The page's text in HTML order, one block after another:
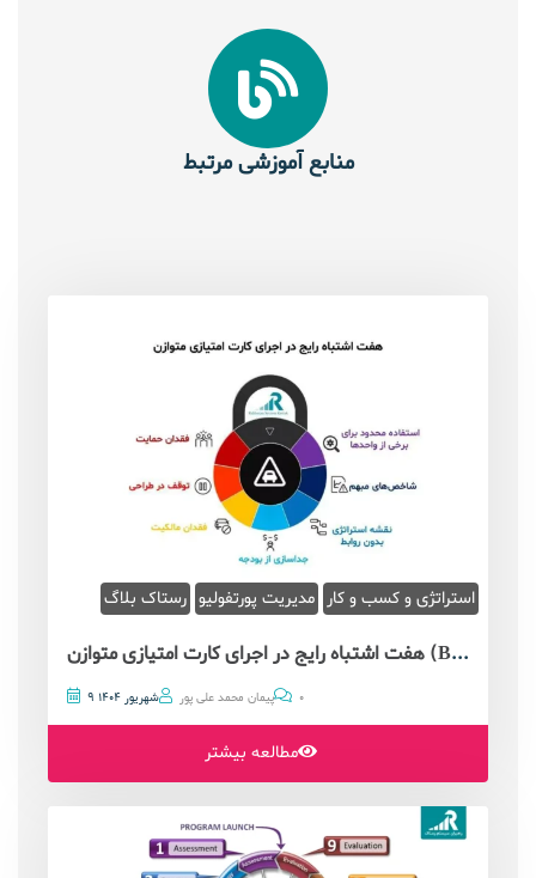
منابع آموزشی مرتبط
استراتژی و کسب و کار مدیریت پورتفولیو رستاک بلاگ
هفت اشتباه رایج در اجرای کارت امتیازی متوازن (BSC) و چگونه از آن‌ها جلوگیری کنیم؟
9 شهریور 1404 پیمان محمد علی پور 0
مطالعه بیشتر